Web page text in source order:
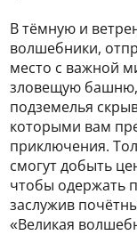
В тёмную и
волшебники,
место с важной
зловещую башню,
подземелья
которыми вам
приключения.
смогут добыть
чтобы одержать
заслужив
«Великая